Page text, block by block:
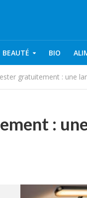
BEAUTÉ BIO
gratuitement : une
: